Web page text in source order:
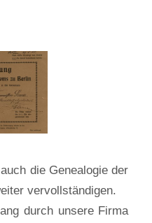
die Genealogie der
vervollständigen.
durch unsere Firma